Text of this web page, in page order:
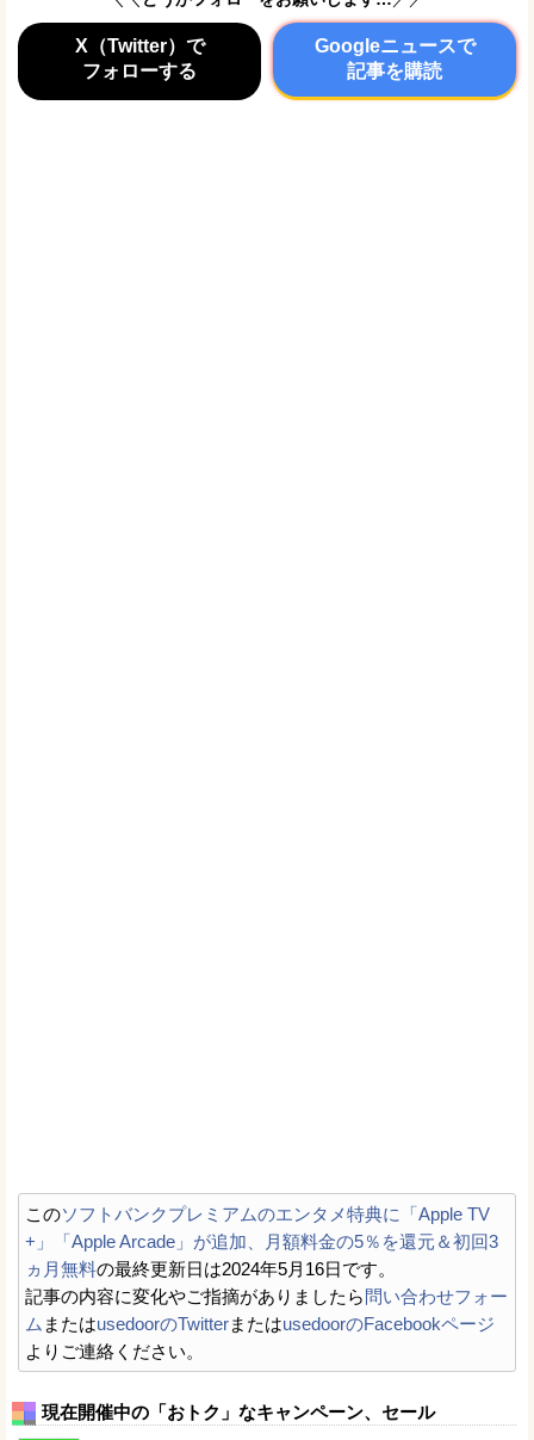
X（Twitter）で
フォローする
Googleニュースで
記事を購読
このソフトバンクプレミアムのエンタメ特典に「Apple TV
+」「Apple Arcade」が追加、月額料金の5％を還元＆初回3
ヵ月無料の最終更新日は2024年5月16日です。
記事の内容に変化やご指摘がありましたら問い合わせフォー
ム またはusedoorのTwitterまたはusedoorのFacebookページ
よりご連絡ください。
現在開催中の「おトク」なキャンペーン、セール